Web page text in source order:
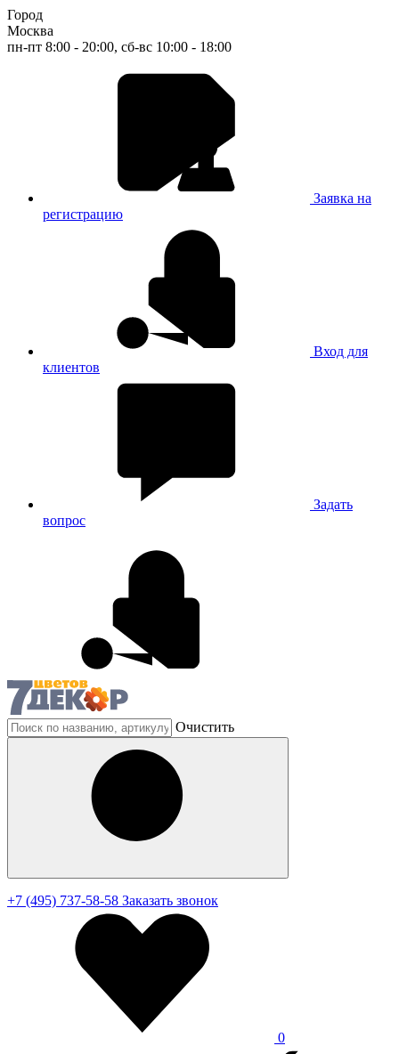
Город
Москва
пн-пт 8:00 - 20:00, сб-вс 10:00 - 18:00
Заявка на
регистрацию
Вход для
клиентов
Задать
вопрос
Очистить
+7 (495) 737-58-58 Заказать звонок
0